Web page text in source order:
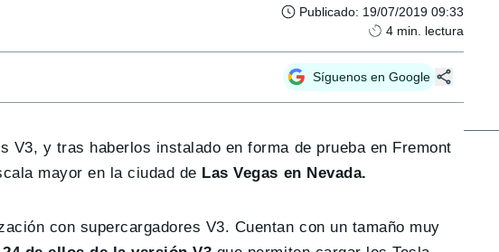
Publicado: 19/07/2019 09:33
4 min. lectura
Síguenos en Google
V3, y tras haberlos instalado en forma de prueba en Fremont
mayor en la ciudad de Las Vegas en Nevada.
con supercargadores V3. Cuentan con un tamaño muy